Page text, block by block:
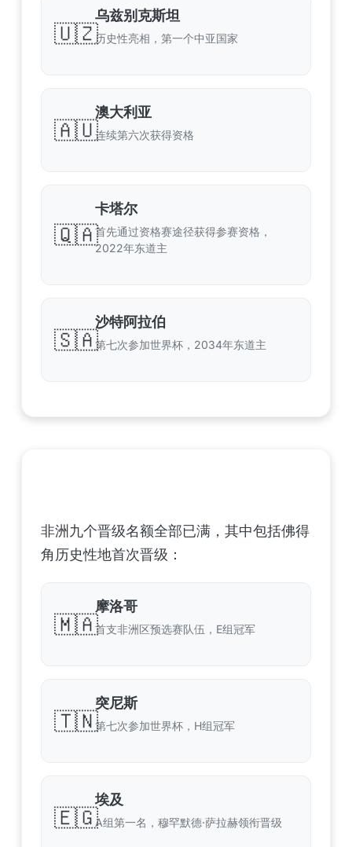
🇺🇿
乌兹别克斯坦
历史性亮相，第一个中亚国家
🇦🇺
澳大利亚
连续第六次获得资格
🇶🇦
卡塔尔
首先通过资格赛途径获得参赛资格，
2022年东道主
🇸🇦
沙特阿拉伯
第七次参加世界杯，2034年东道主
非洲九个晋级名额全部已满，其中包括佛得
角历史性地首次晋级：
🇲🇦
摩洛哥
首支非洲区预选赛队伍，E组冠军
🇹🇳
突尼斯
第七次参加世界杯，H组冠军
🇪🇬
埃及
A组第一名，穆罕默德·萨拉赫领衔晋级